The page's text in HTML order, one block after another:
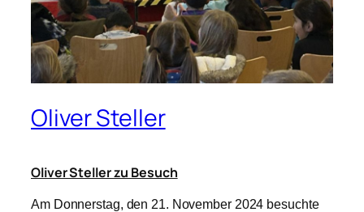
Oliver Steller
Oliver Steller zu Besuch
Am Donnerstag, den 21. November 2024 besuchte